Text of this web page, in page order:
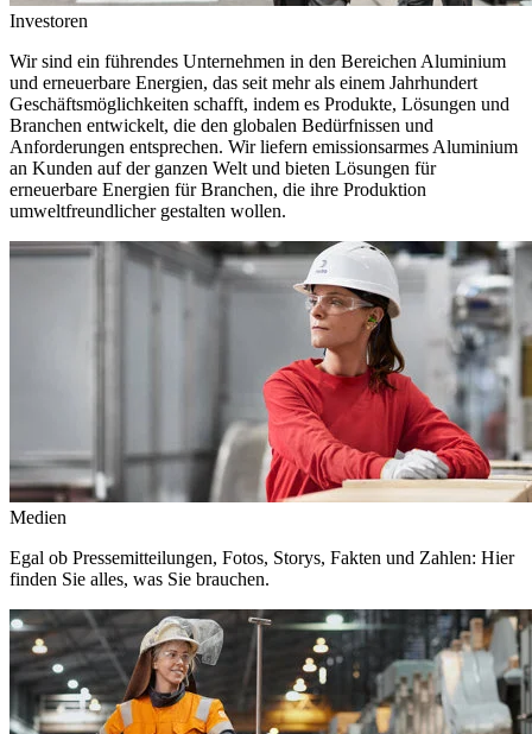
Investoren
Wir sind ein führendes Unternehmen in den Bereichen Aluminium
und erneuerbare Energien, das seit mehr als einem Jahrhundert
Geschäftsmöglichkeiten schafft, indem es Produkte, Lösungen und
Branchen entwickelt, die den globalen Bedürfnissen und
Anforderungen entsprechen. Wir liefern emissionsarmes Aluminium
an Kunden auf der ganzen Welt und bieten Lösungen für
erneuerbare Energien für Branchen, die ihre Produktion
umweltfreundlicher gestalten wollen.
Medien
Egal ob Pressemitteilungen, Fotos, Storys, Fakten und Zahlen: Hier
finden Sie alles, was Sie brauchen.